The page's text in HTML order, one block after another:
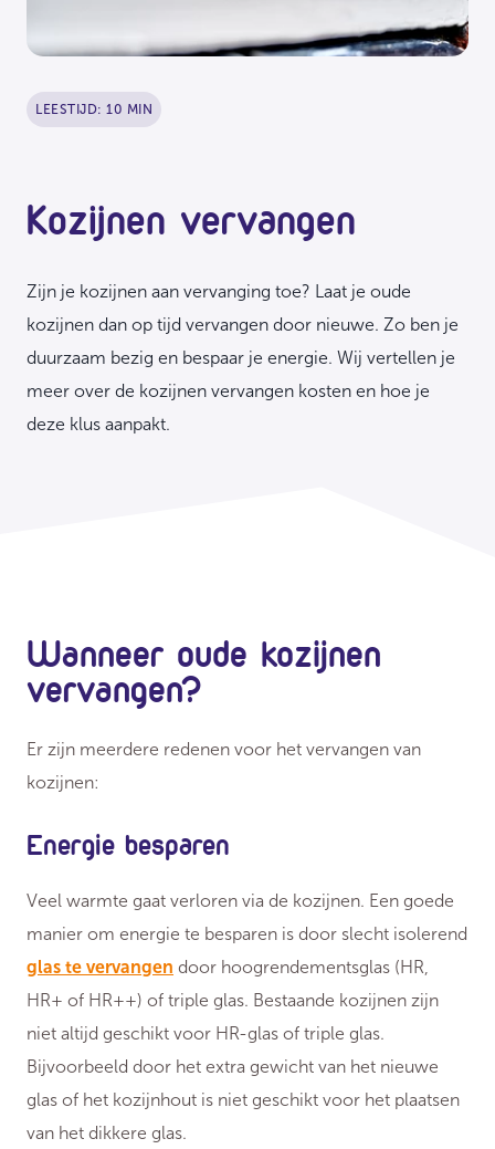
LEESTIJD: 10 MIN
Kozijnen vervangen
Zijn je kozijnen aan vervanging toe? Laat je oude
kozijnen dan op tijd vervangen door nieuwe. Zo ben je
duurzaam bezig en bespaar je energie. Wij vertellen je
meer over de kozijnen vervangen kosten en hoe je
deze klus aanpakt.
Wanneer oude kozijnen
vervangen?
Er zijn meerdere redenen voor het vervangen van
kozijnen:
Energie besparen
Veel warmte gaat verloren via de kozijnen. Een goede
manier om energie te besparen is door slecht isolerend
glas te vervangen door hoogrendementsglas (HR,
HR+ of HR++) of triple glas. Bestaande kozijnen zijn
niet altijd geschikt voor HR-glas of triple glas.
Bijvoorbeeld door het extra gewicht van het nieuwe
glas of het kozijnhout is niet geschikt voor het plaatsen
van het dikkere glas.